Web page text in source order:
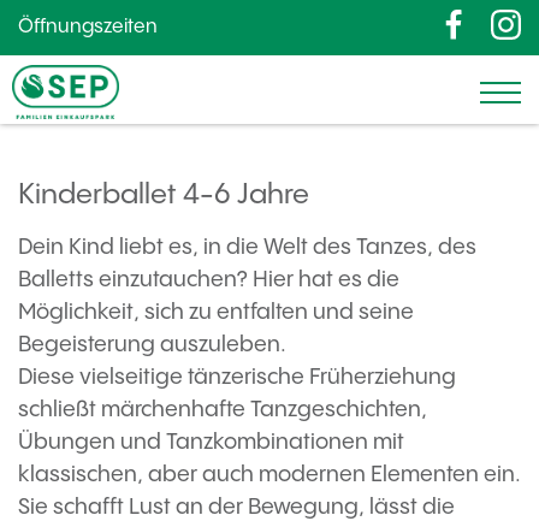
Öffnungszeiten
Kinderballet 4-6 Jahre
Dein Kind liebt es, in die Welt des Tanzes, des
Balletts einzutauchen? Hier hat es die
Möglichkeit, sich zu entfalten und seine
Begeisterung auszuleben.
Diese vielseitige tänzerische Früherziehung
schließt märchenhafte Tanzgeschichten,
Übungen und Tanzkombinationen mit
klassischen, aber auch modernen Elementen ein.
Sie schafft Lust an der Bewegung, lässt die